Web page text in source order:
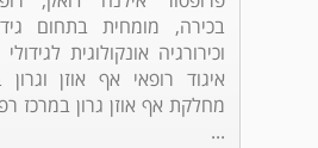
בכירה, מומחית בתחום
וכירורגיה אונקולוגית
איגוד רופאי אף אוזן
מחלקת אף אוזן גרון במרכז
...